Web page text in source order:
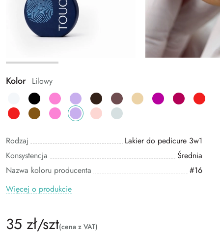
Kolor Lilowy
Rodzaj
Lakier do pedicure 3w1
Konsystencja
Średnia
Nazwa koloru producenta
#16
Więcej o produkcie
35 zł/szt(cena z VAT)